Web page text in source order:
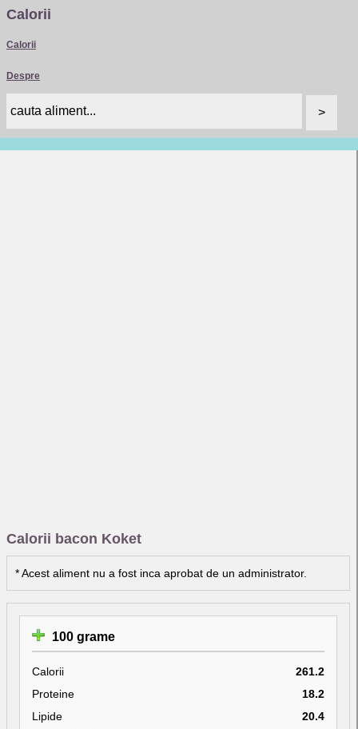
Calorii
Calorii
Despre
Calorii bacon Koket
* Acest aliment nu a fost inca aprobat de un administrator.
100 grame
Calorii
261.2
Proteine
18.2
Lipide
20.4